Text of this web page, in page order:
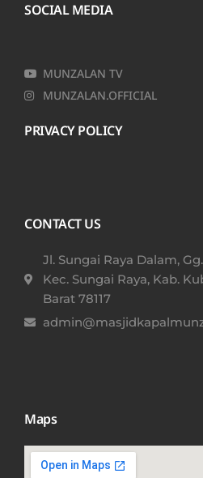
SOCIAL MEDIA
MUNZALAN TV
MUNZALAN.OFFICIAL
PRIVACY POLICY
CONTACT US
Jl. Sungai Raya Dalam,
Kec. Sungai Raya, Kab.
Barat 78117​
Maps